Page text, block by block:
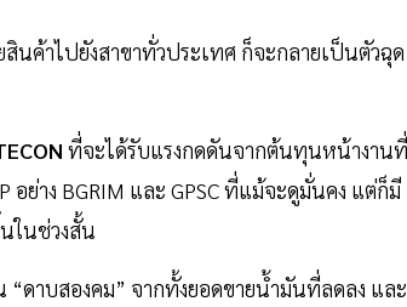
นค้าไปยังสาขาทั่วประเทศ ก็จะกลายเป็นตัวฉุด
ที่จะได้รับแรงกดดันจากต้นทุนหน้างานที่
ย่าง BGRIM และ GPSC ที่แม้จะดูมั่นคง แต่ก็มี
ในช่วงสั้น
“ดาบสองคม” จากทั้งยอดขายน้ำมันที่ลดลง และ